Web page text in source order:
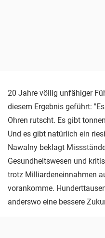
20 Jahre völlig unfähiger
diesem Ergebnis geführt:
Ohren rutscht. Es gibt
Und es gibt natürlich ein
Nawalny beklagt
Gesundheitswesen und
trotz Milliardeneinnahmen
vorankomme.
anderswo eine bessere